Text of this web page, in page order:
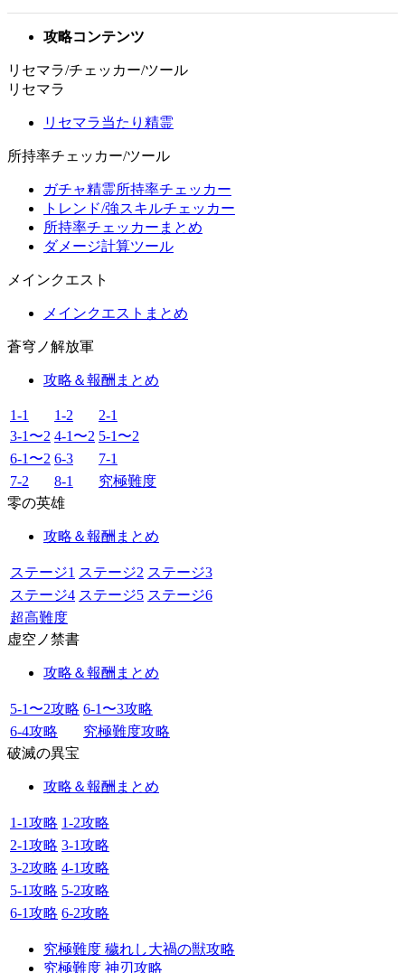
攻略コンテンツ
リセマラ/チェッカー/ツール
リセマラ
リセマラ当たり精霊
所持率チェッカー/ツール
ガチャ精霊所持率チェッカー
トレンド/強スキルチェッカー
所持率チェッカーまとめ
ダメージ計算ツール
メインクエスト
メインクエストまとめ
蒼穹ノ解放軍
攻略＆報酬まとめ
1-1 1-2
2-1
3-1〜2 4-1〜2 5-1〜2
6-1〜2 6-3
7-1
7-2
8-1
究極難度
零の英雄
攻略＆報酬まとめ
ステージ1 ステージ2 ステージ3
ステージ4 ステージ5 ステージ6
超高難度
虚空ノ禁書
攻略＆報酬まとめ
5-1〜2攻略 6-1〜3攻略
6-4攻略
究極難度攻略
破滅の異宝
攻略＆報酬まとめ
1-1攻略 1-2攻略
2-1攻略 3-1攻略
3-2攻略 4-1攻略
5-1攻略 5-2攻略
6-1攻略 6-2攻略
究極難度 穢れし大禍の獣攻略
究極難度 神刃攻略